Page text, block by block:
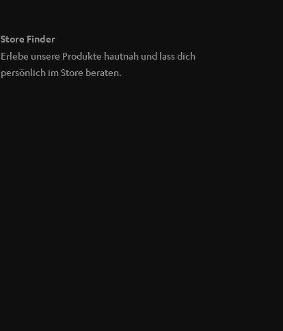
Store Finder
Erlebe unsere Produkte hautnah und lass dich
persönlich im Store beraten.